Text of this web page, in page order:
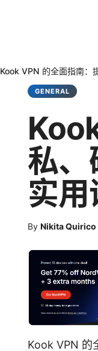
Kook VPN 的全面指南：
GENERAL
私、
实用
By Nikita Quirico
Kook VPN 的